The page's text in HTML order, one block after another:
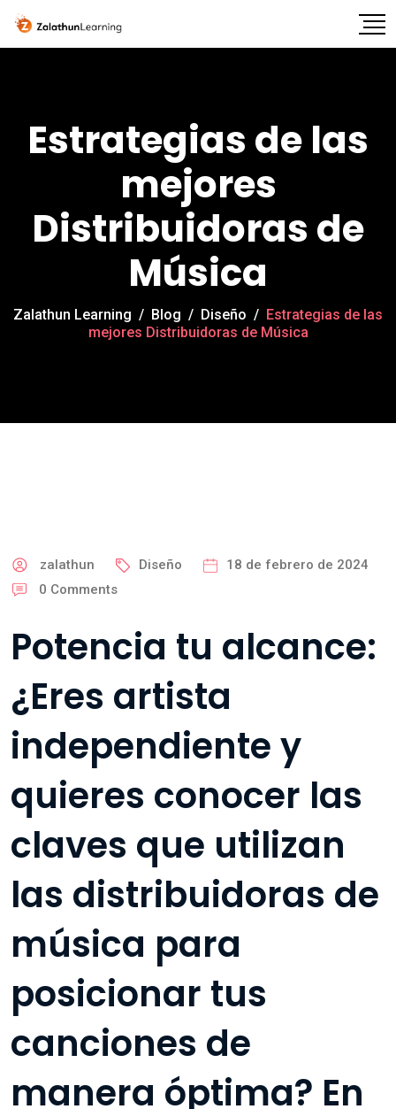
Estrategias de las
mejores
Distribuidoras de
Música
Zalathun Learning / Blog / Diseño / Estrategias de las
mejores Distribuidoras de Música
zalathun Diseño
18 de febrero de 2024
0 Comments
Potencia tu alcance:
¿Eres artista
independiente y
quieres conocer las
claves que utilizan
las distribuidoras de
música para
posicionar tus
canciones de
manera óptima? En